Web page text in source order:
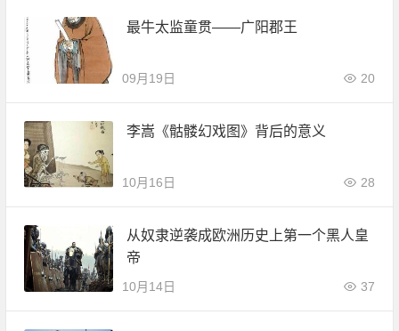
最牛太监童贯——广阳郡王
09月19日 20
李嵩《骷髅幻戏图》背后的意义
10月16日 28
从奴隶逆袭成欧洲历史上第一个黑人皇
帝
10月14日 37